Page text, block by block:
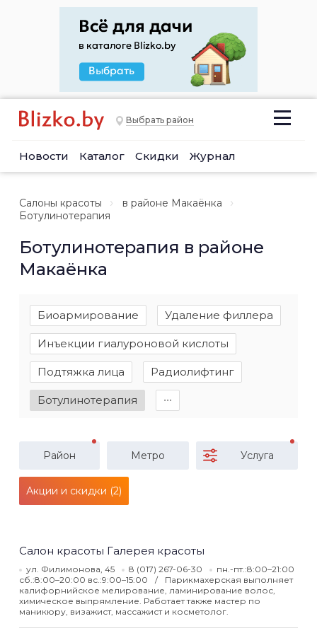
Выбрать район
Новости Каталог Скидки Журнал
Салоны красоты
в районе Макаёнка
Ботулинотерапия
Ботулинотерапия в районе
Макаёнка
Биоармирование Удаление филлера
Инъекции гиалуроновой кислоты
Подтяжка лица Радиолифтинг
Ботулинотерапия ∙∙∙
Район Метро Услуга
Акции и скидки (2)
Салон красоты Галерея красоты
ул. Филимонова, 45 8 (017) 267-06-30
пн.-пт.:8:00–21:00
сб.:8:00–20:00 вс.:9:00–15:00
Парикмахерская выполняет
калифорнийское мелирование, ламинирование волос,
химическое выпрямление. Работает также мастер по
маникюру, визажист, массажист и косметолог.